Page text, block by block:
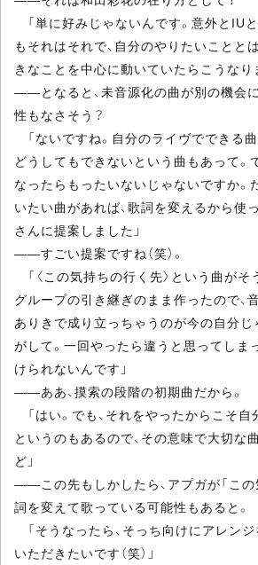
「単に好みじゃないんです。意外とIU
もそれはそれで、自分のやりたいことと
きなことを中心に動いていたらこうなり
――となると、未音源化の曲が別の機会
性もなさそう？
「ないですね。自分のライヴでできる
どうしてもできないという曲もあって。
なったらもったいないじゃないですか。
いたい曲があれば、歌詞を変えるから使
さんに提案しました」
――すごい提案ですね（笑）。
「〈この気持ちの行く先〉という曲がそ
グループの引き継ぎのまま作ったので、
ありきで成り立っちゃうのが今の自分じ
がして。一回やったら違うと思ってしま
けられないんです」
――ああ、摸索の段階の初期曲だから。
「はい。でも、それをやったからこそ
というのもあるので、その意味で大切な
ど」
――この先もしかしたら、アプガが「この
詞を変えて歌っている可能性もあると。
「そうなったら、そっち向けにアレン
いただきたいです（笑）」